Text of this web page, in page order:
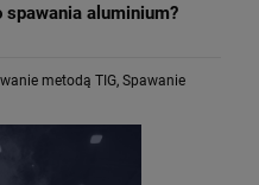
aluminium?
metodą TIG, Spawanie